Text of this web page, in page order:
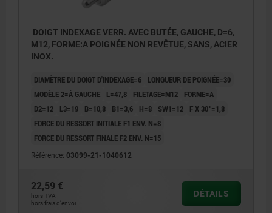
DOIGT INDEXAGE VERR. AVEC BUTÉE, GAUCHE, D=6,
M12, FORME:A POIGNÉE NON REVÊTUE, SANS, ACIER
INOX.
DIAMÈTRE DU DOIGT D'INDEXAGE=6
LONGUEUR DE POIGNÉE=30
MODÈLE 2=À GAUCHE
L=47,8 FILETAGE=M12
FORME=A
D2=12
L3=19 B=10,8 B1=3,6 H=8 SW1=12
F X 30°=1,8
FORCE DU RESSORT INITIALE F1 ENV. N=8
FORCE DU RESSORT FINALE F2 ENV. N=15
Référence: 03099-21-1040612
22,59 €
hors TVA
hors frais d’envoi
DÉTAILS